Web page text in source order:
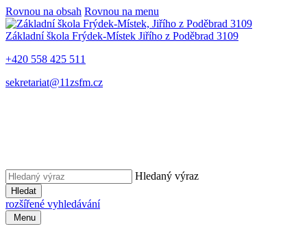
Rovnou na obsah Rovnou na menu
Základní škola Frýdek-Místek Jiřího z Poděbrad 3109
+420 558 425 511
sekretariat@11zsfm.cz
Hledaný výraz
Hledat
rozšířené vyhledávání
Menu